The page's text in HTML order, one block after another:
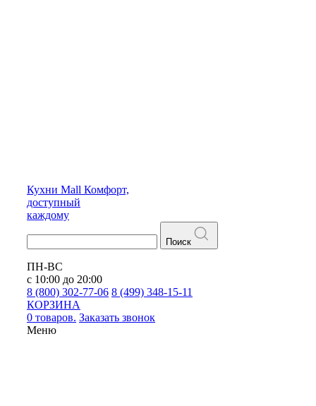
Кухни Mall Комфорт,
доступный
каждому
Поиск
ПН-ВС
с 10:00 до 20:00
8 (800) 302-77-06 8 (499) 348-15-11
КОРЗИНА
0 товаров. Заказать звонок
Меню